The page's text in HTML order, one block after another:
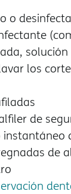
o
los
de
de